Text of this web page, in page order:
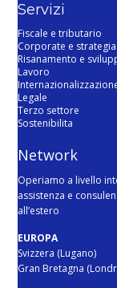
Servizi
Fiscale e tributario
Corporate e strategia
Risanamento e
Lavoro
Legale
Terzo settore
Sostenibilita
Network
Operiamo a livello
assistenza e
all’estero
EUROPA
Svizzera (Lugano)
Gran Bretagna